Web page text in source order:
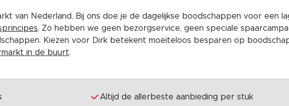
van Nederland. Bij ons doe je de dagelijkse boodschappen voor een
. Zo hebben we geen bezorgservice, geen speciale
Kiezen voor Dirk betekent moeiteloos besparen op
in de buurt.
Altijd de allerbeste aanbieding per stuk